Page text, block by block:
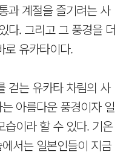
과 계절을 즐기려는 사
다. 그리고 그 풍경을 더
로 유카타이다.
걷는 유카타 차림의 사
아름다운 풍경이자 일
이라 할 수 있다. 기온
서는 일본인들이 지금